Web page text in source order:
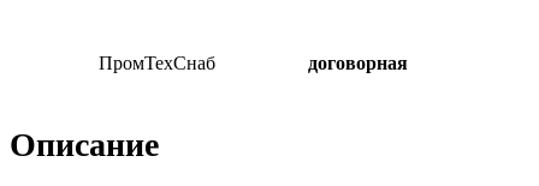
ПромТехСнаб договорная
Описание